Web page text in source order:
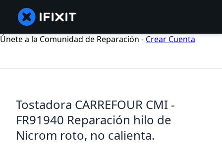
Únete a la Comunidad de Reparación - Crear Cuenta
Tostadora CARREFOUR CMI -
FR91940 Reparación hilo de
Nicrom roto, no calienta.